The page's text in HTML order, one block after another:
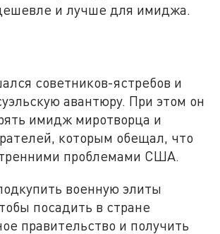
и лучше для имиджа.
советников-ястребов и
авантюру. При этом он
имидж миротворца и
которым обещал, что
проблемами США.
военную элиты
посадить в стране
правительство и получить